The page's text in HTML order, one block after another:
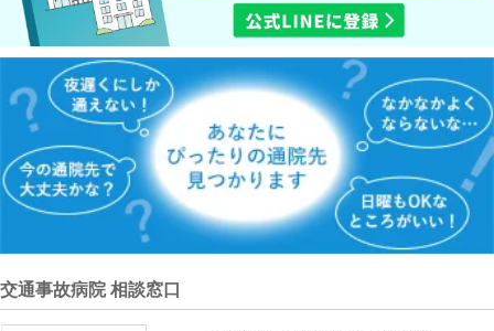
交通事故病院 相談窓口